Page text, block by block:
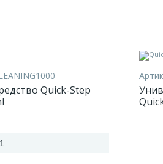
Quick-Step
1